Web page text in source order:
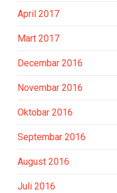
April 2017
Mart 2017
Decembar 2016
Novembar 2016
Oktobar 2016
Septembar 2016
August 2016
Juli 2016